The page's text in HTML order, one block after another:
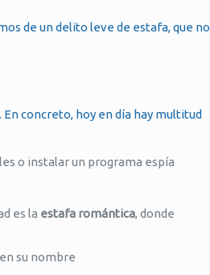
de un delito leve de estafa, que no
concreto, hoy en día hay multitud
o instalar un programa espía
es la estafa romántica, donde
su nombre